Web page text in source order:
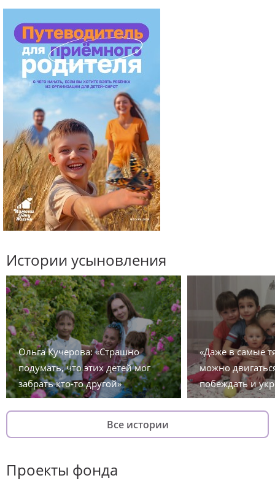
Истории усыновления
Ольга Кучерова: «Страшно
подумать, что этих детей мог
забрать кто-то другой»
«Даже в самые
можно
побеждать и
Все истории
Проекты фонда